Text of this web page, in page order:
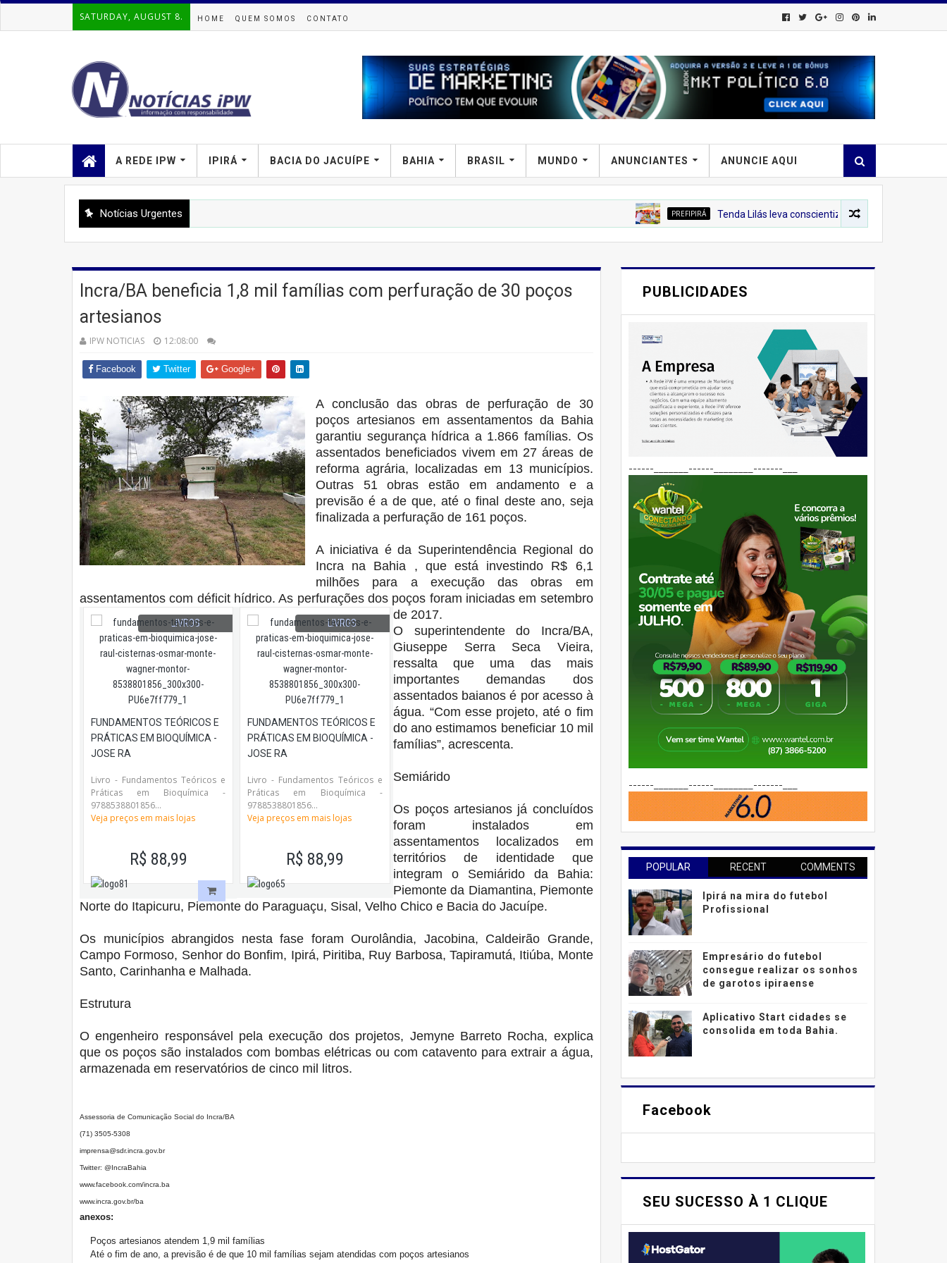
SATURDAY, AUGUST 8. HOME QUEM SOMOS CONTATO
A REDE IPW IPIRÁ BACIA DO JACUÍPE BAHIA BRASIL MUNDO ANUNCIANTES ANUNCIE AQUI
Notícias Urgentes PREFIPIRÁ Tenda Lilás leva conscientização sobre o combate à violência
Incra/BA beneficia 1,8 mil famílias com perfuração de 30 poços
artesianos
IPW NOTICIAS 12:08:00
Facebook Twitter Google+
A conclusão das obras de perfuração de 30
poços artesianos em assentamentos da Bahia
garantiu segurança hídrica a 1.866 famílias. Os
assentados beneficiados vivem em 27 áreas de
reforma agrária, localizadas em 13 municípios.
Outras 51 obras estão em andamento e a
previsão é a de que, até o final deste ano, seja
finalizada a perfuração de 161 poços.
A iniciativa é da Superintendência Regional do
Incra na Bahia , que está investindo R$ 6,1
milhões para a execução das obras em
assentamentos com déficit hídrico. As perfurações dos poços foram iniciadas em setembro
de 2017.
LIVROS
FUNDAMENTOS TEÓRICOS E
PRÁTICAS EM BIOQUÍMICA -
JOSE RA
Livro - Fundamentos Teóricos e
Práticas em Bioquímica -
9788538801856...
Veja preços em mais lojas
R$ 88,99
LIVROS
FUNDAMENTOS TEÓRICOS E
PRÁTICAS EM BIOQUÍMICA -
JOSE RA
Livro - Fundamentos Teóricos e
Práticas em Bioquímica -
9788538801856...
Veja preços em mais lojas
R$ 88,99
O superintendente do Incra/BA,
Giuseppe Serra Seca Vieira,
ressalta que uma das mais
importantes demandas dos
assentados baianos é por acesso à
água. “Com esse projeto, até o fim
do ano estimamos beneficiar 10 mil
famílias”, acrescenta.
Semiárido
Os poços artesianos já concluídos
foram instalados em
assentamentos localizados em
territórios de identidade que
integram o Semiárido da Bahia:
Piemonte da Diamantina, Piemonte
Norte do Itapicuru, Piemonte do Paraguaçu, Sisal, Velho Chico e Bacia do Jacuípe.
Os municípios abrangidos nesta fase foram Ourolândia, Jacobina, Caldeirão Grande,
Campo Formoso, Senhor do Bonfim, Ipirá, Piritiba, Ruy Barbosa, Tapiramutá, Itiúba, Monte
Santo, Carinhanha e Malhada.
Estrutura
O engenheiro responsável pela execução dos projetos, Jemyne Barreto Rocha, explica
que os poços são instalados com bombas elétricas ou com catavento para extrair a água,
armazenada em reservatórios de cinco mil litros.
Assessoria de Comunicação Social do Incra/BA
(71) 3505-5308
imprensa@sdr.incra.gov.br
Twitter: @IncraBahia
www.facebook.com/incra.ba
www.incra.gov.br/ba
anexos:
Poços artesianos atendem 1,9 mil famílias
Até o fim de ano, a previsão é de que 10 mil famílias sejam atendidas com poços artesianos
PUBLICIDADES
------_______------________-------___
------_______------________-------___
POPULAR RECENT COMMENTS
Ipirá na mira do futebol
Profissional
Empresário do futebol
consegue realizar os sonhos
de garotos ipiraense
Aplicativo Start cidades se
consolida em toda Bahia.
Facebook
SEU SUCESSO À 1 CLIQUE